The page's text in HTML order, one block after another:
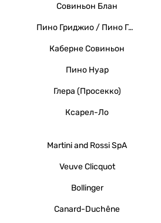
Совиньон Блан
Пино Гриджио / Пино Гри
Каберне Совиньон
Пино Нуар
Глера (Просекко)
Ксарел-Ло
Martini and Rossi SpA
Veuve Clicquot
Bollinger
Canard-Duchêne